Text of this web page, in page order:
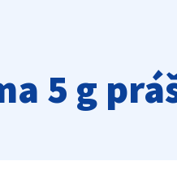
5 g